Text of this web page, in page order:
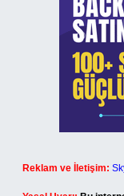
Reklam ve İletişim: